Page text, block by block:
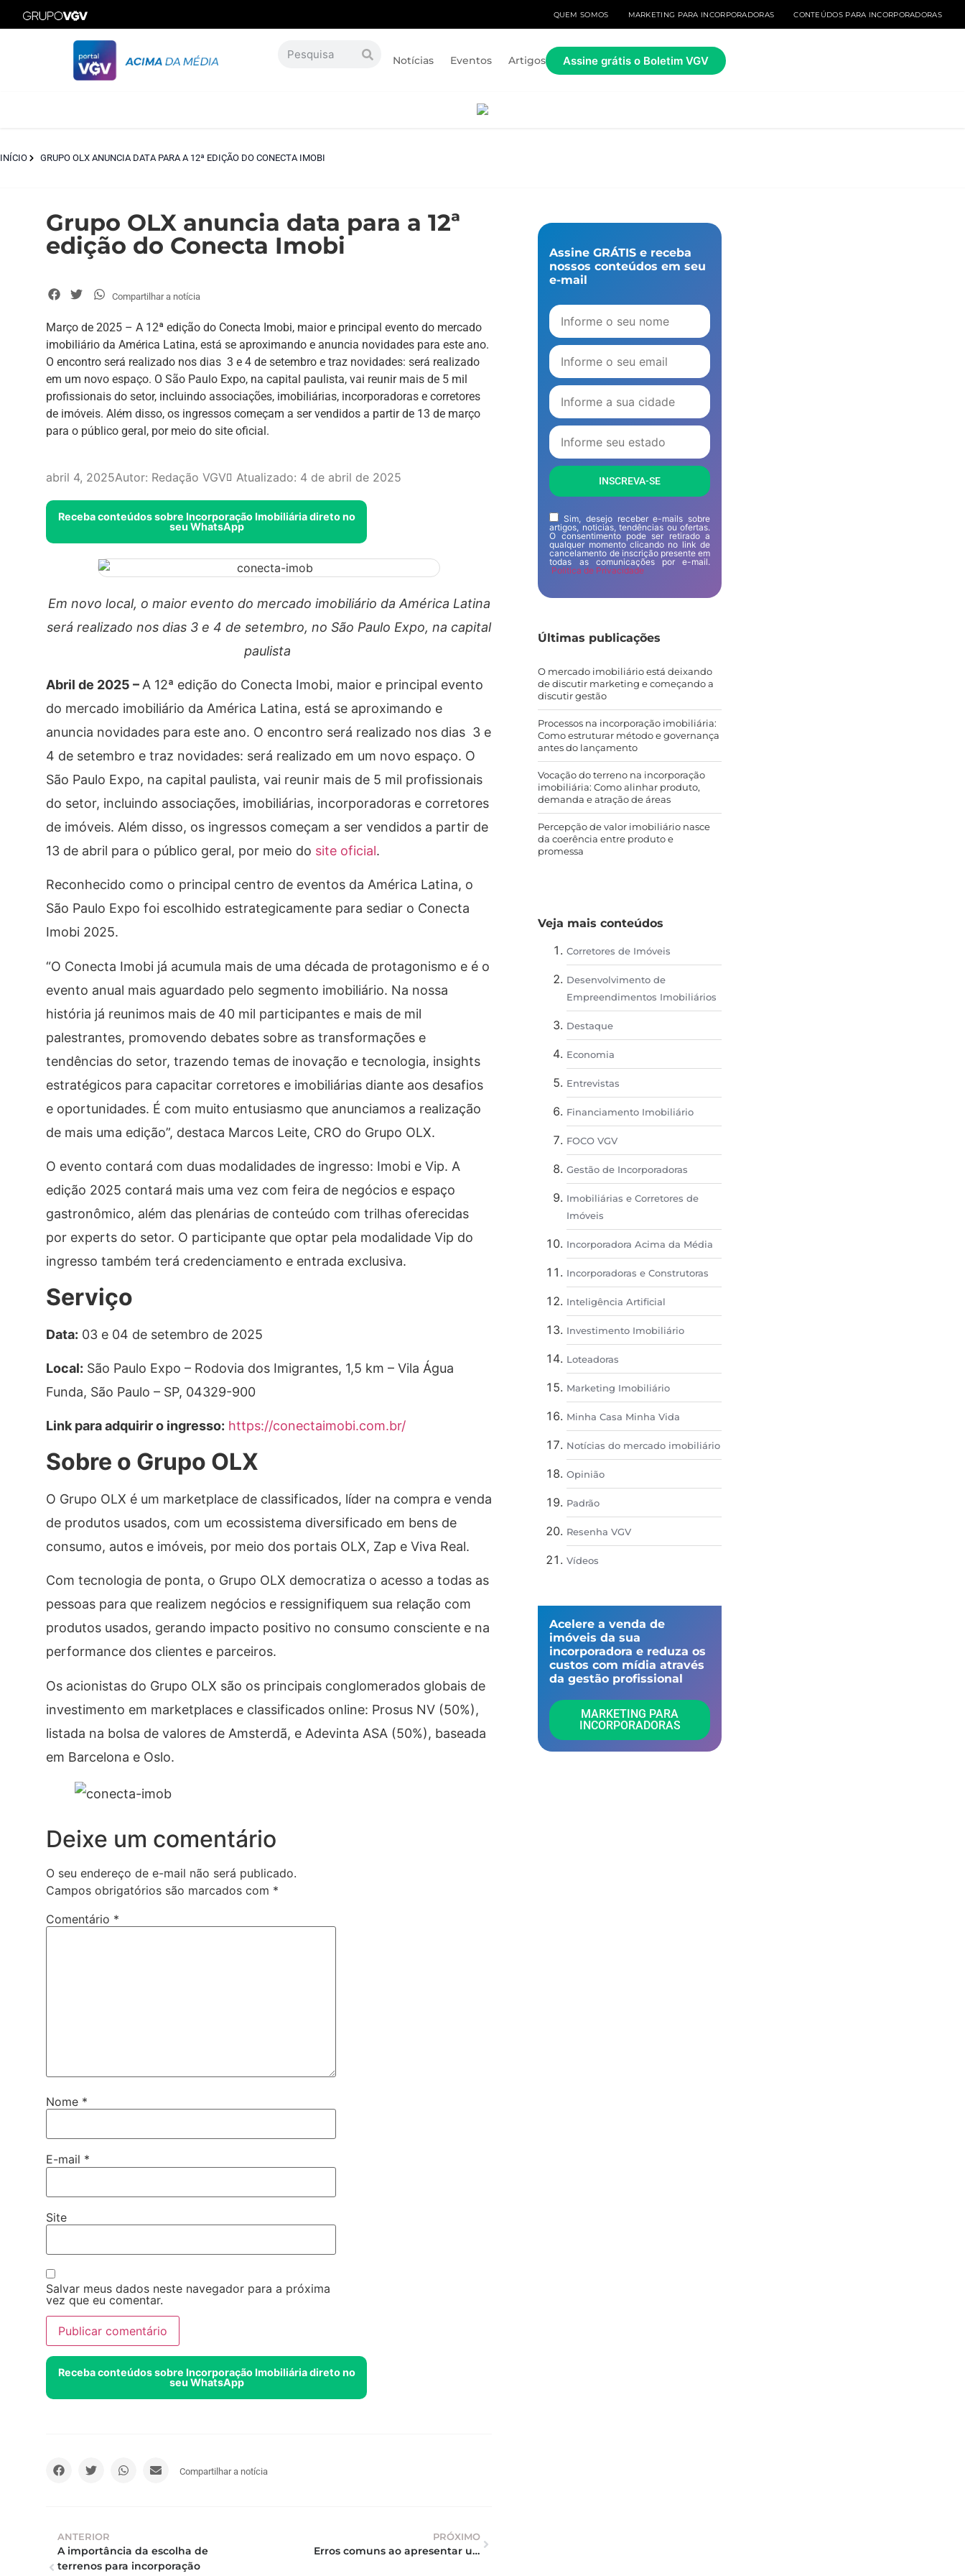
QUEM SOMOS MARKETING PARA INCORPORADORAS CONTEÚDOS PARA INCORPORADORAS
Notícias Eventos Artigos Assine grátis o Boletim VGV
INÍCIO GRUPO OLX ANUNCIA DATA PARA A 12ª EDIÇÃO DO CONECTA IMOBI
Grupo OLX anuncia data para a 12ª
edição do Conecta Imobi
Compartilhar a notícia
Março de 2025 – A 12ª edição do Conecta Imobi, maior e principal evento do mercado
imobiliário da América Latina, está se aproximando e anuncia novidades para este ano.
O encontro será realizado nos dias 3 e 4 de setembro e traz novidades: será realizado
em um novo espaço. O São Paulo Expo, na capital paulista, vai reunir mais de 5 mil
profissionais do setor, incluindo associações, imobiliárias, incorporadoras e corretores
de imóveis. Além disso, os ingressos começam a ser vendidos a partir de 13 de março
para o público geral, por meio do site oficial.
abril 4, 2025Autor: Redação VGV Atualizado: 4 de abril de 2025
Receba conteúdos sobre Incorporação Imobiliária direto no
seu WhatsApp
Em novo local, o maior evento do mercado imobiliário da América Latina
será realizado nos dias 3 e 4 de setembro, no São Paulo Expo, na capital
paulista
Abril de 2025 – A 12ª edição do Conecta Imobi, maior e principal evento
do mercado imobiliário da América Latina, está se aproximando e
anuncia novidades para este ano. O encontro será realizado nos dias 3 e
4 de setembro e traz novidades: será realizado em um novo espaço. O
São Paulo Expo, na capital paulista, vai reunir mais de 5 mil profissionais
do setor, incluindo associações, imobiliárias, incorporadoras e corretores
de imóveis. Além disso, os ingressos começam a ser vendidos a partir de
13 de abril para o público geral, por meio do site oficial.
Reconhecido como o principal centro de eventos da América Latina, o
São Paulo Expo foi escolhido estrategicamente para sediar o Conecta
Imobi 2025.
“O Conecta Imobi já acumula mais de uma década de protagonismo e é o
evento anual mais aguardado pelo segmento imobiliário. Na nossa
história já reunimos mais de 40 mil participantes e mais de mil
palestrantes, promovendo debates sobre as transformações e
tendências do setor, trazendo temas de inovação e tecnologia, insights
estratégicos para capacitar corretores e imobiliárias diante aos desafios
e oportunidades. É com muito entusiasmo que anunciamos a realização
de mais uma edição”, destaca Marcos Leite, CRO do Grupo OLX.
O evento contará com duas modalidades de ingresso: Imobi e Vip. A
edição 2025 contará mais uma vez com feira de negócios e espaço
gastronômico, além das plenárias de conteúdo com trilhas oferecidas
por experts do setor. O participante que optar pela modalidade Vip do
ingresso também terá credenciamento e entrada exclusiva.
Serviço
Data: 03 e 04 de setembro de 2025
Local: São Paulo Expo – Rodovia dos Imigrantes, 1,5 km – Vila Água
Funda, São Paulo – SP, 04329-900
Link para adquirir o ingresso: https://conectaimobi.com.br/
Sobre o Grupo OLX
O Grupo OLX é um marketplace de classificados, líder na compra e venda
de produtos usados, com um ecossistema diversificado em bens de
consumo, autos e imóveis, por meio dos portais OLX, Zap e Viva Real.
Com tecnologia de ponta, o Grupo OLX democratiza o acesso a todas as
pessoas para que realizem negócios e ressignifiquem sua relação com
produtos usados, gerando impacto positivo no consumo consciente e na
performance dos clientes e parceiros.
Os acionistas do Grupo OLX são os principais conglomerados globais de
investimento em marketplaces e classificados online: Prosus NV (50%),
listada na bolsa de valores de Amsterdã, e Adevinta ASA (50%), baseada
em Barcelona e Oslo.
Deixe um comentário
O seu endereço de e-mail não será publicado.
Campos obrigatórios são marcados com *
Comentário *
Nome *
E-mail *
Site
Salvar meus dados neste navegador para a próxima
vez que eu comentar.
Receba conteúdos sobre Incorporação Imobiliária direto no
seu WhatsApp
Compartilhar a notícia
ANTERIOR
A importância da escolha de
terrenos para incorporação
PRÓXIMO
Erros comuns ao apresentar um imóvel que Corretores devem evitar ao apresentar um imóvel
Assine GRÁTIS e receba
nossos conteúdos em seu
e-mail
INSCREVA-SE
Sim, desejo receber e-mails sobre
artigos, noticias, tendências ou ofertas.
O consentimento pode ser retirado a
qualquer momento clicando no link de
cancelamento de inscrição presente em
todas as comunicações por e-mail.
Politica de Privacidade
Últimas publicações
O mercado imobiliário está deixando
de discutir marketing e começando a
discutir gestão
Processos na incorporação imobiliária:
Como estruturar método e governança
antes do lançamento
Vocação do terreno na incorporação
imobiliária: Como alinhar produto,
demanda e atração de áreas
Percepção de valor imobiliário nasce
da coerência entre produto e
promessa
Veja mais conteúdos
Corretores de Imóveis
Desenvolvimento de
Empreendimentos Imobiliários
Destaque
Economia
Entrevistas
Financiamento Imobiliário
FOCO VGV
Gestão de Incorporadoras
Imobiliárias e Corretores de
Imóveis
Incorporadora Acima da Média
Incorporadoras e Construtoras
Inteligência Artificial
Investimento Imobiliário
Loteadoras
Marketing Imobiliário
Minha Casa Minha Vida
Notícias do mercado imobiliário
Opinião
Padrão
Resenha VGV
Vídeos
Acelere a venda de
imóveis da sua
incorporadora e reduza os
custos com mídia através
da gestão profissional​
MARKETING PARA
INCORPORADORAS